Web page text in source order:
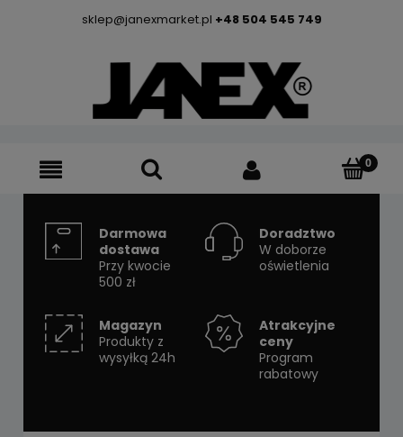
sklep@janexmarket.pl +48 504 545 749
Darmowa
dostawa
Przy kwocie
500 zł
Doradztwo
W doborze
oświetlenia
Magazyn
Produkty z
wysyłką 24h
Atrakcyjne
ceny
Program
rabatowy